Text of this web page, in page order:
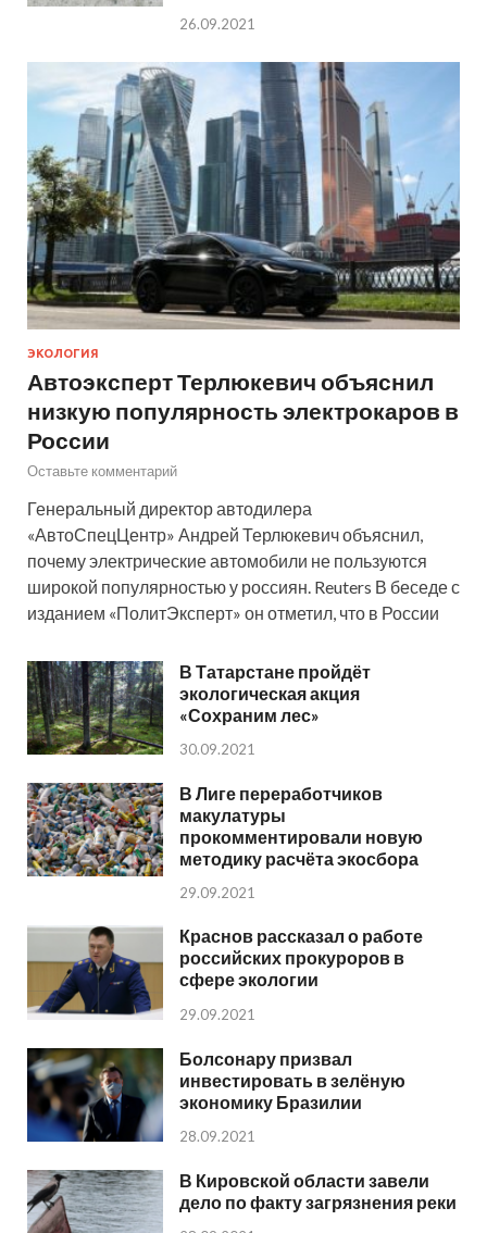
26.09.2021
ЭКОЛОГИЯ
Автоэксперт Терлюкевич объяснил
низкую популярность электрокаров в
России
Оставьте комментарий
Генеральный директор автодилера
«АвтоСпецЦентр» Андрей Терлюкевич объяснил,
почему электрические автомобили не пользуются
широкой популярностью у россиян. Reuters В беседе с
изданием «ПолитЭксперт» он отметил, что в России
В Татарстане пройдёт
экологическая акция
«Сохраним лес»
30.09.2021
В Лиге переработчиков
макулатуры
прокомментировали новую
методику расчёта экосбора
29.09.2021
Краснов рассказал о работе
российских прокуроров в
сфере экологии
29.09.2021
Болсонару призвал
инвестировать в зелёную
экономику Бразилии
28.09.2021
В Кировской области завели
дело по факту загрязнения реки